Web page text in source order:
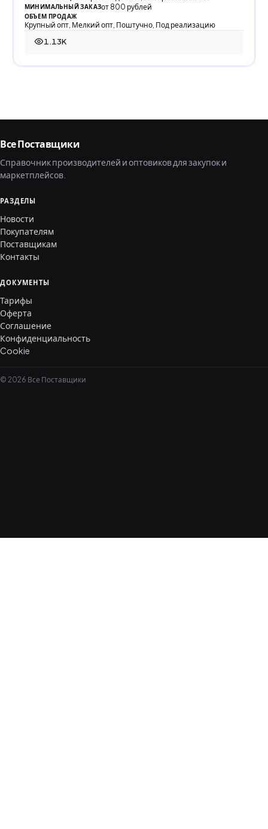
МИНИМАЛЬНЫЙ ЗАКАЗот 800 рублей
ОБЪЕМ ПРОДАЖ
Крупный опт, Мелкий опт, Поштучно, Под реализацию
1.13K
1 127 просмотров
Все Поставщики
Справочник производителей и оптовиков для закупок и
маркетплейсов.
РАЗДЕЛЫ
Новости
Покупателям
Поставщикам
Контакты
ДОКУМЕНТЫ
Тарифы
Оферта
Соглашение
Конфиденциальность
Cookie
© 2026 Все Поставщики